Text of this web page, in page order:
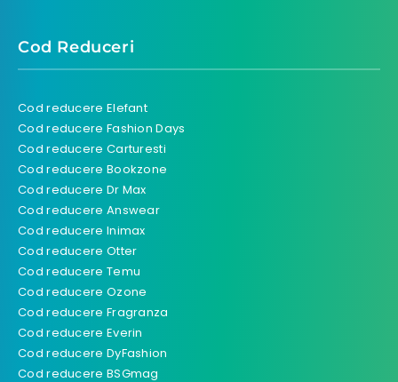
Cod Reduceri
Cod reducere Elefant
Cod reducere Fashion Days
Cod reducere Carturesti
Cod reducere Bookzone
Cod reducere Dr Max
Cod reducere Answear
Cod reducere Inimax
Cod reducere Otter
Cod reducere Temu
Cod reducere Ozone
Cod reducere Fragranza
Cod reducere Everin
Cod reducere DyFashion
Cod reducere BSGmag